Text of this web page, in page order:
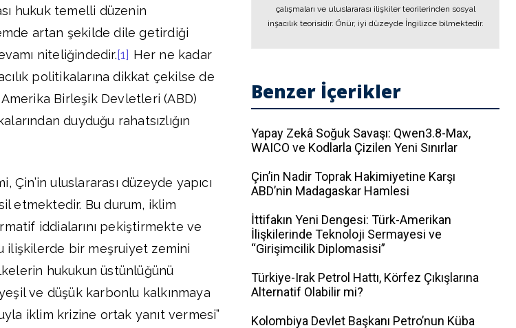
hukuk temelli düzenin
artan şekilde dile getirdiği
niteliğindedir.[1] Her ne kadar
politikalarına dikkat çekilse de
Birleşik Devletleri (ABD)
duyduğu rahatsızlığın
Çin’in uluslararası düzeyde yapıcı
etmektedir. Bu durum, iklim
iddialarını pekiştirmekte ve
bir meşruiyet zemini
hukukun üstünlüğünü
ve düşük karbonlu kalkınmaya
iklim krizine ortak yanıt vermesi”
çalışmaları ve uluslararası ilişkiler teorilerinden sosyal
inşacılık teorisidir. Önür, iyi düzeyde İngilizce bilmektedir.
Benzer İçerikler
Yapay Zekâ Soğuk Savaşı: Qwen3.8-Max,
WAICO ve Kodlarla Çizilen Yeni Sınırlar
Çin’in Nadir Toprak Hakimiyetine Karşı
ABD’nin Madagaskar Hamlesi
İttifakın Yeni Dengesi: Türk-Amerikan
İlişkilerinde Teknoloji Sermayesi ve
“Girişimcilik Diplomasisi”
Türkiye-Irak Petrol Hattı, Körfez Çıkışlarına
Alternatif Olabilir mi?
Kolombiya Devlet Başkanı Petro’nun Küba